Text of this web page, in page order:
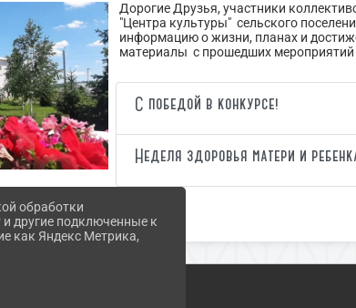
Дорогие Друзья, участники
"Центра культуры" сельского
информацию о жизни, планах и
материалы с прошедших мероприятий
С победой в конкурсе!
Неделя здоровья матери и
обработки
другие подключенные к
как Яндекс Метрика,